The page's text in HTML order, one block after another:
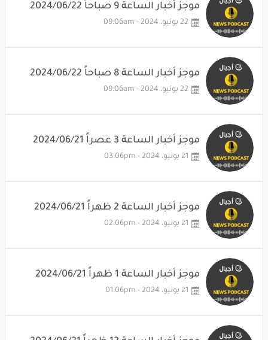
موجز أخبار الساعة 9 صباحاً 2024/06/22
22 يونيو، 2024 - 09:06am
موجز أخبار الساعة 8 صباحاً 2024/06/22
22 يونيو، 2024 - 09:06am
موجز أخبار الساعة 3 عصراً 2024/06/21
21 يونيو، 2024 - 03:06pm
موجز أخبار الساعة 2 ظهراً 2024/06/21
21 يونيو، 2024 - 02:06pm
موجز أخبار الساعة 1 ظهراً 2024/06/21
21 يونيو، 2024 - 01:06pm